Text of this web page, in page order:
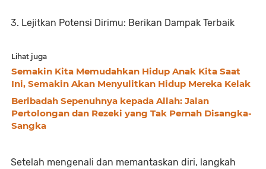
3. Lejitkan Potensi Dirimu: Berikan Dampak Terbaik
Lihat juga
Semakin Kita Memudahkan Hidup Anak Kita Saat
Ini, Semakin Akan Menyulitkan Hidup Mereka Kelak
Beribadah Sepenuhnya kepada Allah: Jalan
Pertolongan dan Rezeki yang Tak Pernah Disangka-
Sangka
Setelah mengenali dan memantaskan diri, langkah